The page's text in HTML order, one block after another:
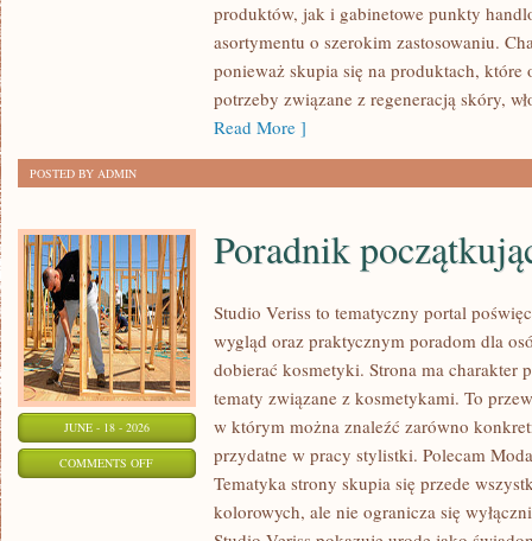
produktów, jak i gabinetowe punkty
asortymentu o szerokim zastosowaniu.
ponieważ skupia się na produktach, które
potrzeby związane z regeneracją skóry,
Read More ]
POSTED BY ADMIN
JUNE - 18 - 2026
COMMENTS OFFON
POCZĄTKUJĄCEJ
Poradnik
Studio Veriss to tematyczny portal
wygląd oraz praktycznym poradom dla
dobierać kosmetyki. Strona ma charakter
tematy związane z kosmetykami. To
w którym można znaleźć zarówno
przydatne w pracy stylistki. Polecam
Tematyka strony skupia się przede
kolorowych, ale nie ogranicza się